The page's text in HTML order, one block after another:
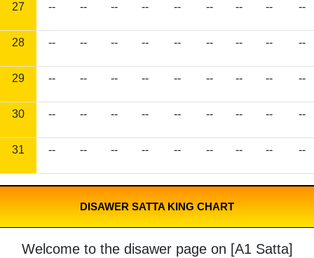
27 -- -- -- -- -- -- -- -- --
28 -- -- -- -- -- -- -- -- --
29 -- -- -- -- -- -- -- -- --
30 -- -- -- -- -- -- -- -- --
31 -- -- -- -- -- -- -- -- --
DISAWER SATTA KING CHART
Welcome to the disawer page on [A1 Satta]